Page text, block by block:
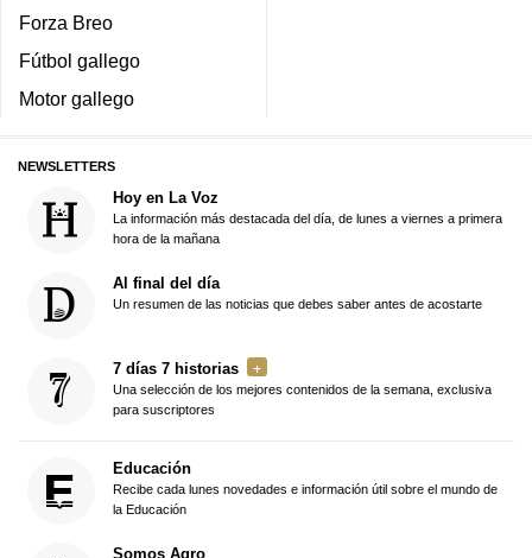
Forza Breo
Fútbol gallego
Motor gallego
NEWSLETTERS
Hoy en La Voz
La información más destacada del día, de lunes a viernes a primera
hora de la mañana
Al final del día
Un resumen de las noticias que debes saber antes de acostarte
7 días 7 historias
Una selección de los mejores contenidos de la semana, exclusiva
para suscriptores
Educación
Recibe cada lunes novedades e información útil sobre el mundo de
la Educación
Somos Agro